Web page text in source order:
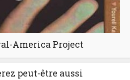
America Project
peut-être aussi